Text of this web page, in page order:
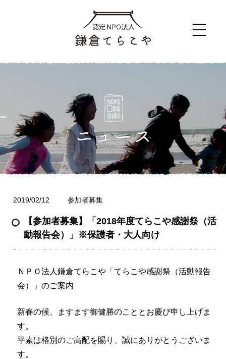
2019/02/12 参加者募集
【参加者募集】「2018年度てらこや感謝祭（活
動報告会）」※保護者・大人向け
ＮＰＯ法人鎌倉てらこや「てらこや感謝祭（活動報告
会）」のご案内
新春の候、ますます御健勝のこととお慶び申し上げま
す。
平素は格別のご高配を賜り、誠にありがとうございま
す。